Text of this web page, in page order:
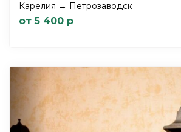
Карелия → Петрозаводск
от 5 400 р